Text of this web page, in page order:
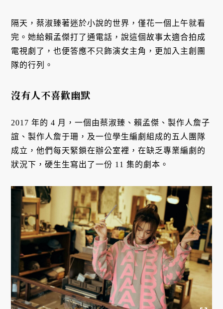
隔天，蔡淑臻著迷於小說的世界，僅花一個上午就看
完。她給賴孟傑打了通電話，說這個故事太適合拍成
電視劇了，也便答應不只飾演女主角，更加入主創團
隊的行列。
沒有人不喜歡幽默
2017 年的 4 月，一個由蔡淑臻、賴孟傑、製作人詹子
誼、製作人詹于珊，及一位學生編劇組成的五人團隊
成立，他們每天緊鎖在辦公室裡，在缺乏專業編劇的
狀況下，硬生生寫出了一份 11 集的劇本。